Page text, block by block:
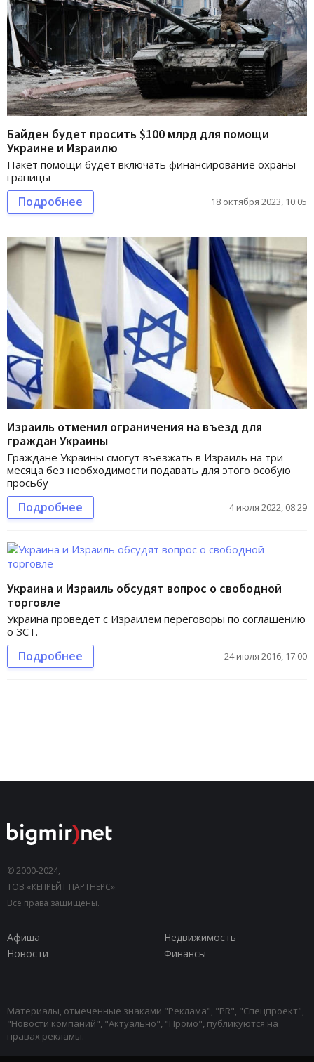
Байден будет просить $100 млрд для помощи
Украине и Израилю
Пакет помощи будет включать финансирование охраны
границы
Подробнее 18 октября 2023, 10:05
Израиль отменил ограничения на въезд для
граждан Украины
Граждане Украины смогут въезжать в Израиль на три
месяца без необходимости подавать для этого особую
просьбу
Подробнее 4 июля 2022, 08:29
Украина и Израиль обсудят вопрос о свободной
торговле
Украина проведет с Израилем переговоры по соглашению
о ЗСТ.
Подробнее 24 июля 2016, 17:00
© 2000-2024,
ТОВ «КЕПРЕЙТ ПАРТНЕРС».
Все права защищены.
Афиша
Недвижимость
Новости
Финансы
Материалы, отмеченные знаками "Реклама", "PR", "Спецпроект",
"Новости компаний", "Актуально", "Промо", публикуются на
правах рекламы.